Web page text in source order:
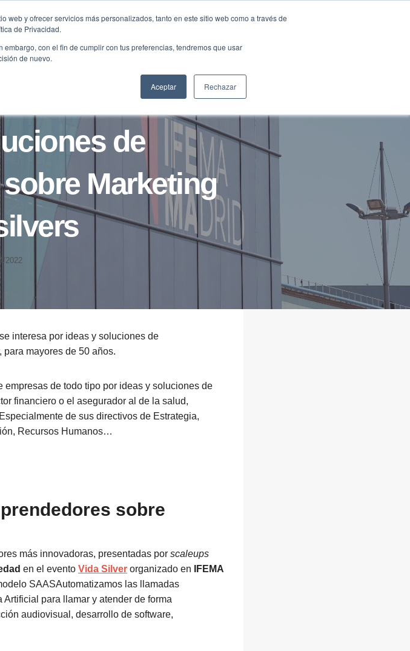
web y ofrecer servicios más personalizados, tanto en este sitio web como a través de
de Privacidad.
con el fin de cumplir con tus preferencias, tendremos que usar
de nuevo.
Aceptar Rechazar
LONGEVIDAD
de
Marketing
2022
se interesa por ideas y soluciones de
para mayores de 50 años.
de todo tipo por ideas y soluciones de
financiero o el asegurador al de la salud,
de sus directivos de Estrategia,
Recursos Humanos…
sobre
más innovadoras, presentadas por scaleups
en el evento Vida Silver organizado en
IFEMA
SAASAutomatizamos las llamadas
para llamar y atender de forma
audiovisual, desarrollo de software,